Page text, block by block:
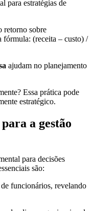
para estratégias de
retorno sobre
fórmula: (receita – custo) /
ajudam no planejamento
Essa prática pode
estratégico.
a gestão
para decisões
são:
funcionários, revelando